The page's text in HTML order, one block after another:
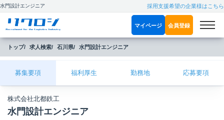
水門設計エンジニア 採用支援希望の企業様はこちら
マイページ 会員登録
トップ 求人検索 石川県 水門設計エンジニア
募集要項 福利厚生 勤務地 応募要項
株式会社北都鉄工
水門設計エンジニア